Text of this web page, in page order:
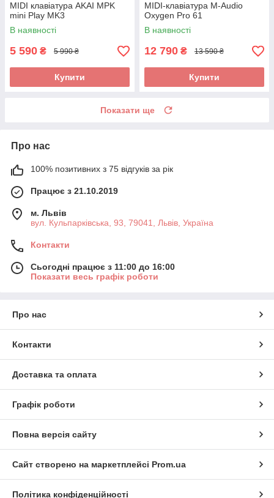
MIDI клавіатура AKAI MPK
mini Play MK3
В наявності
5 590 ₴ 5 990 ₴
Купити
MIDI-клавіатура M-Audio
Oxygen Pro 61
В наявності
12 790 ₴ 13 590 ₴
Купити
Показати ще
Про нас
100% позитивних з 75 відгуків за рік
Працює з 21.10.2019
м. Львів
вул. Кульпарківська, 93, 79041, Львів, Україна
Контакти
Сьогодні працює з 11:00 до 16:00
Показати весь графік роботи
Про нас
Контакти
Доставка та оплата
Графік роботи
Повна версія сайту
Сайт створено на маркетплейсі Prom.ua
Політика конфіденційності